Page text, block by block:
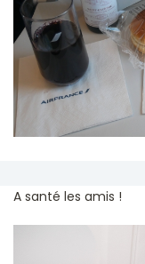
A santé les amis !